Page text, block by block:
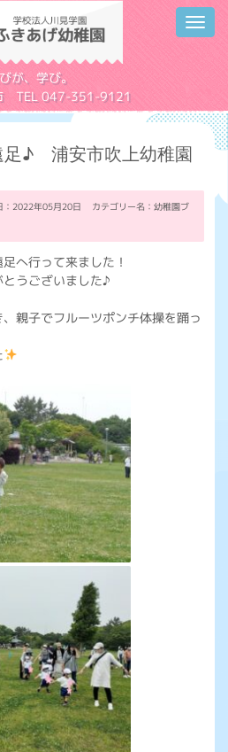
が、学び。
TEL 047-351-9121
♪ 浦安市吹上幼稚園
2022年05月20日 カテゴリー名： 幼稚園ブ
へ行って来ました！
うございました♪
親子でフルーツポンチ体操を踊っ